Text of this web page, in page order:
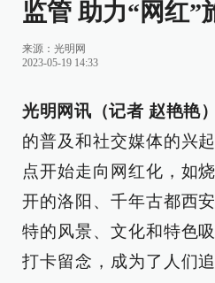
监管 助力“网红”
来源： 光明网
2023-05-19 14:33
光明网讯（记者 赵艳艳）
的普及和社交媒体的兴
点开始走向网红化，如
开的洛阳、千年古都西
特的风景、文化和特色
打卡留念，成为了人们